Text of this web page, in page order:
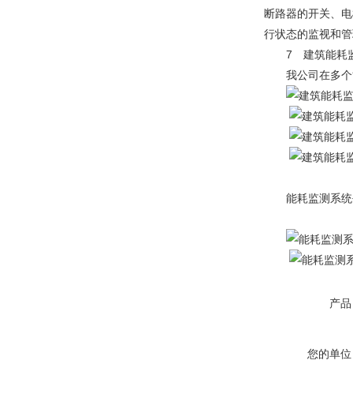
断路器的开关、
行状态的监视和
7 建筑能耗监
我公司在多个
能耗监测系统
产
您的单